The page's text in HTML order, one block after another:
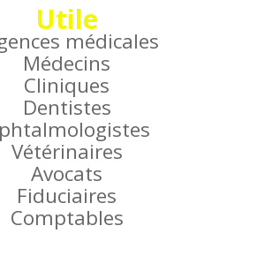
Utile
médicales
Médecins
Cliniques
Dentistes
Vétérinaires
Avocats
Fiduciaires
Comptables